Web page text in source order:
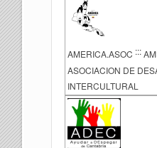
AMERICA.ASOC :::
ASOCIACION DE
INTERCULTURAL